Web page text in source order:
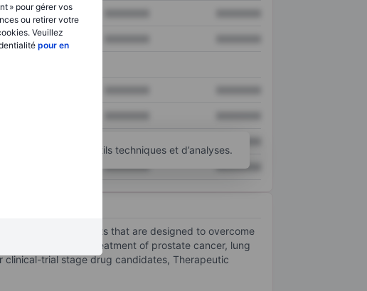
» pour gérer vos
ou retirer votre
Veuillez
pour en
XXXXXXX XXXXXXX
à d’autres outils techniques et d’analyses.
for cancer patients that are designed to overcome
molecules for the treatment of prostate cancer, lung
trial stage drug candidates, Therapeutic